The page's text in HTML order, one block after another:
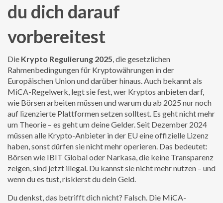
du dich darauf
vorbereitest
Die Krypto Regulierung 2025,die gesetzlichen
Rahmenbedingungen für Kryptowährungen in der
Europäischen Union und darüber hinaus. Auch bekannt als
MiCA-Regelwerk, legt sie fest, wer Kryptos anbieten darf,
wie Börsen arbeiten müssen und warum du ab 2025 nur noch
auf lizenzierte Plattformen setzen solltest. Es geht nicht mehr
um Theorie – es geht um deine Gelder. Seit Dezember 2024
müssen alle Krypto-Anbieter in der EU eine offizielle Lizenz
haben, sonst dürfen sie nicht mehr operieren. Das bedeutet:
Börsen wie IBIT Global oder Narkasa, die keine Transparenz
zeigen, sind jetzt illegal. Du kannst sie nicht mehr nutzen – und
wenn du es tust, riskierst du dein Geld.
Du denkst, das betrifft dich nicht? Falsch. Die MiCA-